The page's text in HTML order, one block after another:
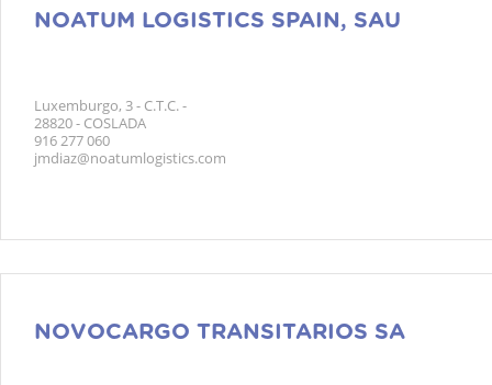
NOATUM LOGISTICS SPAIN, SAU
Luxemburgo, 3 - C.T.C. -
28820 - COSLADA
916 277 060
jmdiaz@noatumlogistics.com
NOVOCARGO TRANSITARIOS SA